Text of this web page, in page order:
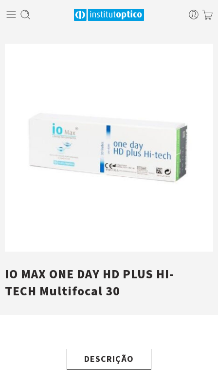
IO MAX ONE DAY HD PLUS HI-
TECH Multifocal 30
DESCRIÇÃO